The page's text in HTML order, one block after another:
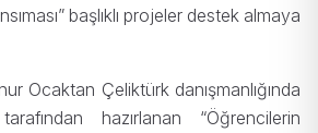
başlıklı projeler destek almaya
Ocaktan Çeliktürk danışmanlığında
hazırlanan “Öğrencilerin